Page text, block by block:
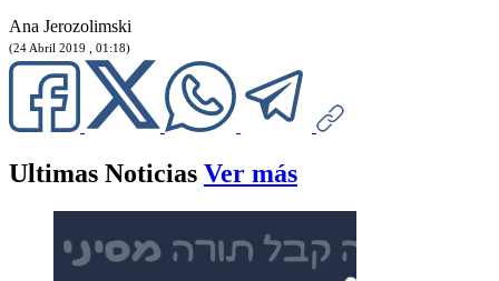
Ana Jerozolimski
(24 Abril 2019 , 01:18)
Ultimas Noticias Ver más